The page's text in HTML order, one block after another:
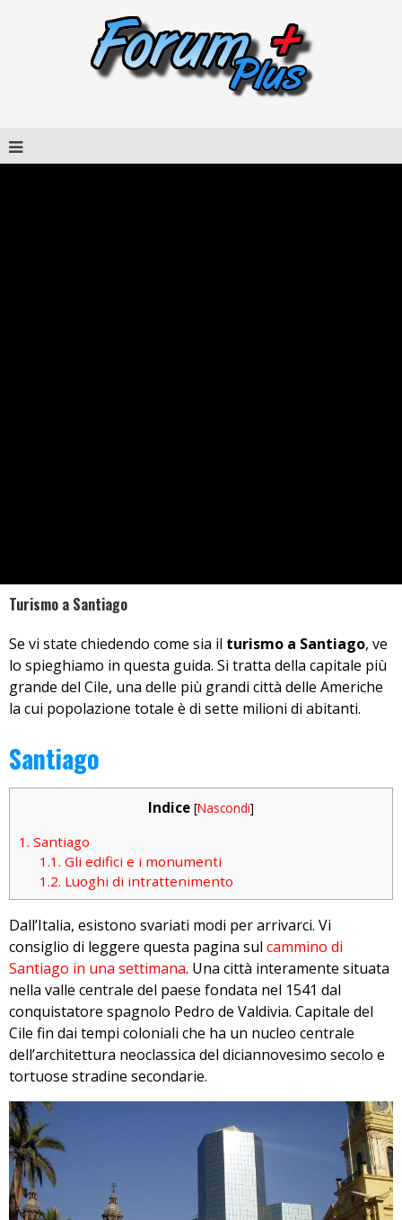
Turismo a Santiago
Se vi state chiedendo come sia il turismo a Santiago, ve
lo spieghiamo in questa guida. Si tratta della capitale più
grande del Cile, una delle più grandi città delle Americhe
la cui popolazione totale è di sette milioni di abitanti.
Santiago
Indice [Nascondi]
1. Santiago
1.1. Gli edifici e i monumenti
1.2. Luoghi di intrattenimento
Dall’Italia, esistono svariati modi per arrivarci. Vi
consiglio di leggere questa pagina sul cammino di
Santiago in una settimana. Una città interamente situata
nella valle centrale del paese fondata nel 1541 dal
conquistatore spagnolo Pedro de Valdivia. Capitale del
Cile fin dai tempi coloniali che ha un nucleo centrale
dell’architettura neoclassica del diciannovesimo secolo e
tortuose stradine secondarie.